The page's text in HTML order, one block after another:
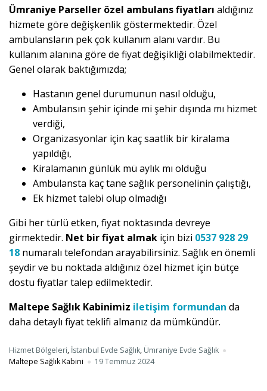
Ümraniye Parseller özel ambulans fiyatları aldığınız
hizmete göre değişkenlik göstermektedir. Özel
ambulansların pek çok kullanım alanı vardır. Bu
kullanım alanına göre de fiyat değişikliği olabilmektedir.
Genel olarak baktığımızda;
Hastanın genel durumunun nasıl olduğu,
Ambulansın şehir içinde mi şehir dışında mı hizmet
verdiği,
Organizasyonlar için kaç saatlik bir kiralama
yapıldığı,
Kiralamanın günlük mü aylık mı olduğu
Ambulansta kaç tane sağlık personelinin çalıştığı,
Ek hizmet talebi olup olmadığı
Gibi her türlü etken, fiyat noktasında devreye
girmektedir. Net bir fiyat almak için bizi 0537 928 29
18 numaralı telefondan arayabilirsiniz. Sağlık en önemli
şeydir ve bu noktada aldığınız özel hizmet için bütçe
dostu fiyatlar talep edilmektedir.
Maltepe Sağlık Kabinimiz iletişim formundan da
daha detaylı fiyat teklifi almanız da mümkündür.
Hizmet Bölgeleri, İstanbul Evde Sağlık, Ümraniye Evde Sağlık
Maltepe Sağlık Kabini
19 Temmuz 2024